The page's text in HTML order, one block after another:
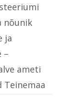
nõunik
ja
–
ameti
Teinemaa